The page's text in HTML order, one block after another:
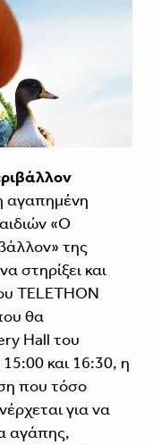
αγαπημένη
«Ο
της
στηρίξει και
TELETHON
θα
Hall του
και 16:30, η
που τόσο
για να
αγάπης,